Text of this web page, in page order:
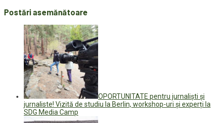
Postări asemănătoare
OPORTUNITATE pentru jurnaliști și
jurnaliste! Vizită de studiu la Berlin, workshop-uri și experți la
SDG Media Camp